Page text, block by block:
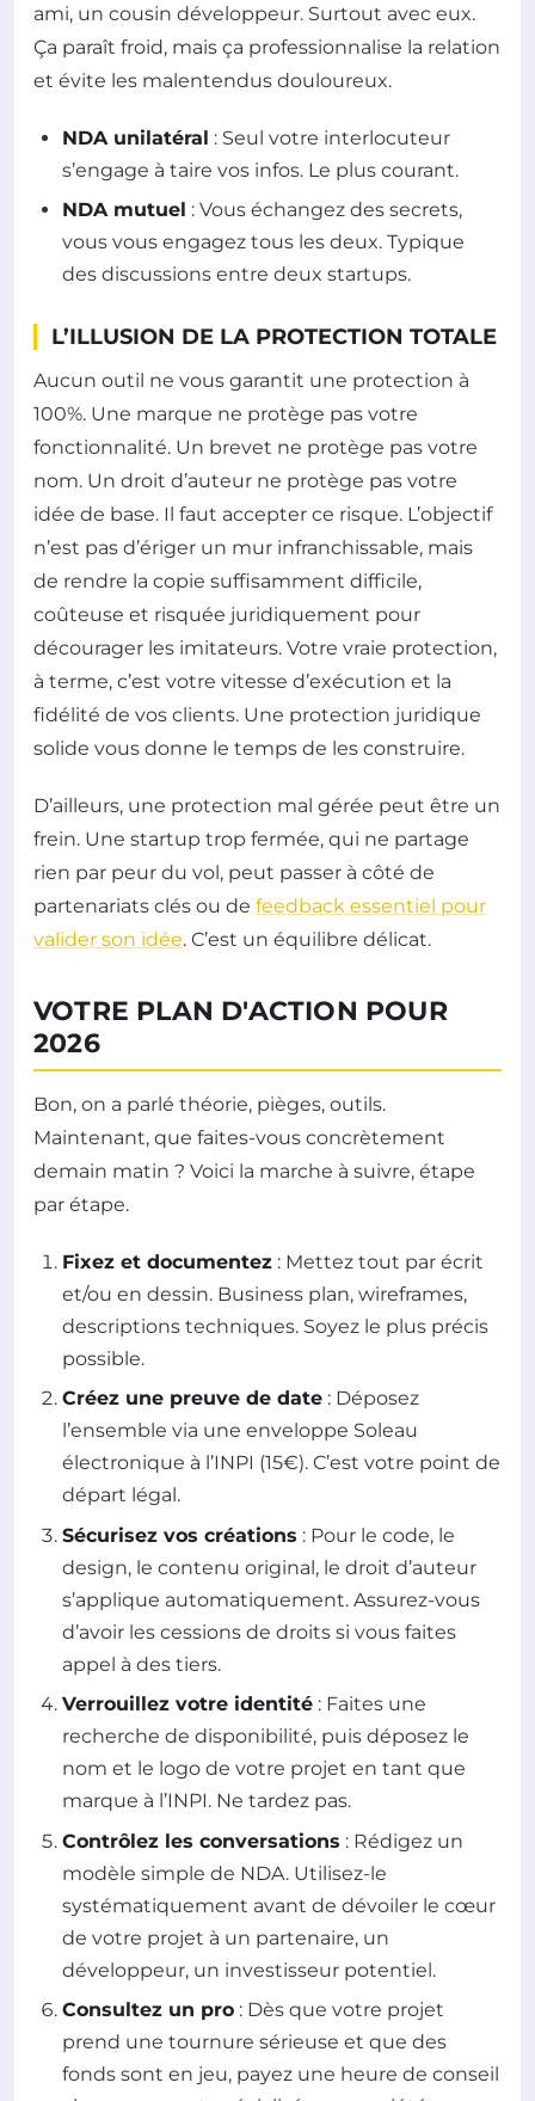
ami, un cousin développeur. Surtout avec eux.
Ça paraît froid, mais ça professionnalise la relation
et évite les malentendus douloureux.
NDA unilatéral : Seul votre interlocuteur
s’engage à taire vos infos. Le plus courant.
NDA mutuel : Vous échangez des secrets,
vous vous engagez tous les deux. Typique
des discussions entre deux startups.
L’ILLUSION DE LA PROTECTION TOTALE
Aucun outil ne vous garantit une protection à
100%. Une marque ne protège pas votre
fonctionnalité. Un brevet ne protège pas votre
nom. Un droit d’auteur ne protège pas votre
idée de base. Il faut accepter ce risque. L’objectif
n’est pas d’ériger un mur infranchissable, mais
de rendre la copie suffisamment difficile,
coûteuse et risquée juridiquement pour
décourager les imitateurs. Votre vraie protection,
à terme, c’est votre vitesse d’exécution et la
fidélité de vos clients. Une protection juridique
solide vous donne le temps de les construire.
D’ailleurs, une protection mal gérée peut être un
frein. Une startup trop fermée, qui ne partage
rien par peur du vol, peut passer à côté de
partenariats clés ou de feedback essentiel pour
valider son idée. C’est un équilibre délicat.
VOTRE PLAN D'ACTION POUR
2026
Bon, on a parlé théorie, pièges, outils.
Maintenant, que faites-vous concrètement
demain matin ? Voici la marche à suivre, étape
par étape.
Fixez et documentez : Mettez tout par écrit
et/ou en dessin. Business plan, wireframes,
descriptions techniques. Soyez le plus précis
possible.
Créez une preuve de date : Déposez
l’ensemble via une enveloppe Soleau
électronique à l’INPI (15€). C’est votre point de
départ légal.
Sécurisez vos créations : Pour le code, le
design, le contenu original, le droit d’auteur
s’applique automatiquement. Assurez-vous
d’avoir les cessions de droits si vous faites
appel à des tiers.
Verrouillez votre identité : Faites une
recherche de disponibilité, puis déposez le
nom et le logo de votre projet en tant que
marque à l’INPI. Ne tardez pas.
Contrôlez les conversations : Rédigez un
modèle simple de NDA. Utilisez-le
systématiquement avant de dévoiler le cœur
de votre projet à un partenaire, un
développeur, un investisseur potentiel.
Consultez un pro : Dès que votre projet
prend une tournure sérieuse et que des
fonds sont en jeu, payez une heure de conseil